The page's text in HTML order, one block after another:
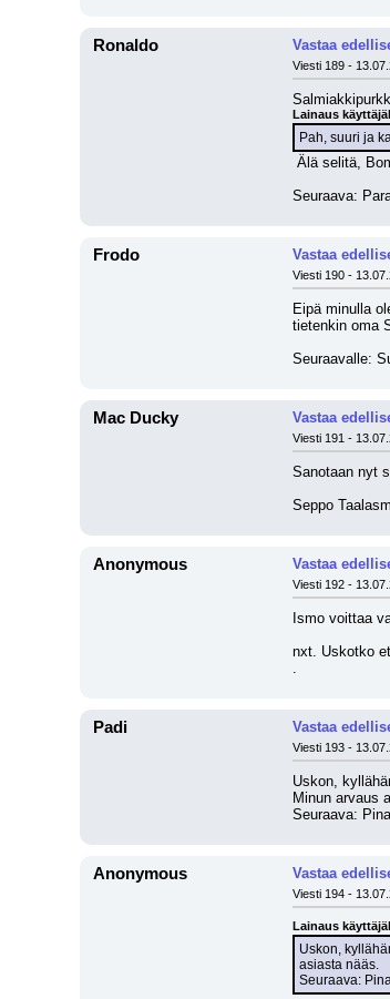
Ronaldo Vastaa
Viesti 189 -
Lainaus
Pah, suuri ja
Älä selitä,
Seuraava:
Frodo Vastaa
Viesti 190 -
Eipä minulla
tietenkin oma
Seuraavalle:
Mac Ducky Vastaa
Viesti 191 -
Sanotaan nyt
Seppo
Anonymous Vastaa
Viesti 192 -
Ismo voittaa
nxt. Uskotko
.
Padi Vastaa
Viesti 193 -
Uskon,
Minun arvaus
Seuraava:
Anonymous Vastaa
Viesti 194 -
Lainaus
Uskon,
asiasta nääs.
Seuraava: